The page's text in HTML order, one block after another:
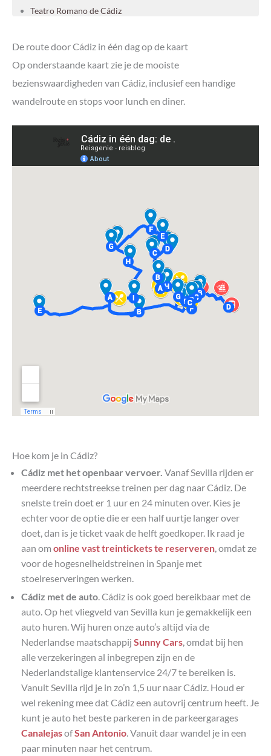
Teatro Romano de Cádiz
Proef de lekkerste churros met chocolade bij Churrería La
Guapa
Lunch in de Mercado de Cádiz of geniet van moderne
tapas op Plaza Candelaria
Bewonder Cádiz vanaf de Torre Tavira
Antonio
Bezoek het Museo de Cádiz op Plaza de Mina
Wandel door de Jardines de Alameda Apodaca en Baluarte
de la Candelaria
Dwaal door de kleurrijke wijk La Viña
Relax op Playa de la Caleta
Wandel naar Castillo de San Sebastian
Bewonder het uitzicht vanaf de Avenida Campo del Sur
Geniet van een diner bij Puerta del Eden
Cádiz in één dag op de fiets
Dagtrip naar Cádiz vanuit Sevilla
Meer zien en doen in Cádiz
Rondreis Andalusië in twee weken
Complete rondreis door Andalusië boeken
De route door Cádiz in één dag op de kaart
Op onderstaande kaart zie je de mooiste
bezienswaardigheden van Cádiz, inclusief een handige
wandelroute en stops voor lunch en diner.
Hoe kom je in Cádiz?
Cádiz met het openbaar vervoer. Vanaf Sevilla rijden er
meerdere rechtstreekse treinen per dag naar Cádiz. De
snelste trein doet er 1 uur en 24 minuten over. Kies je
echter voor de optie die er een half uurtje langer over
doet, dan is je ticket vaak de helft goedkoper. Ik raad je
aan om online vast treintickets te reserveren , omdat ze
voor de hogesnelheidstreinen in Spanje met
stoelreserveringen werken.
Cádiz met de auto . Cádiz is ook goed bereikbaar met de
auto. Op het vliegveld van Sevilla kun je gemakkelijk een
auto huren. Wij huren onze auto’s altijd via de
Nederlandse maatschappij Sunny Cars , omdat bij hen
alle verzekeringen al inbegrepen zijn en de
Nederlandstalige klantenservice 24/7 te bereiken is.
Vanuit Sevilla rijd je in zo’n 1,5 uur naar Cádiz. Houd er
wel rekening mee dat Cádiz een autovrij centrum heeft. Je
kunt je auto het beste parkeren in de parkeergarages
CanalejasofSan Antonio . Vanuit daar wandel je in een
paar minuten naar het centrum.